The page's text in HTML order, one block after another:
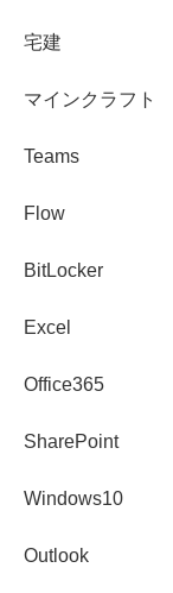
宅建
マインクラフト
Teams
Flow
BitLocker
Excel
Office365
SharePoint
Windows10
Outlook